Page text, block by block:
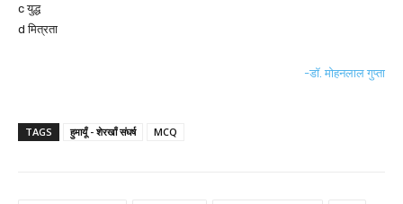
c युद्ध
d मित्रता
-डॉ. मोहनलाल गुप्ता
TAGS हुमायूँ - शेरखाँ संघर्ष MCQ